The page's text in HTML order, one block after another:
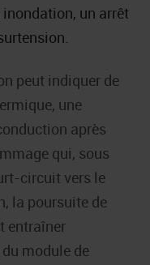
un arrêt
peut indiquer de
une
après
qui, sous
circuit vers le
la poursuite de
entraîner
module de